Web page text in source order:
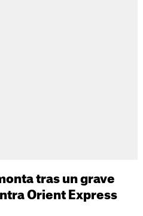
tras un grave
Orient Express